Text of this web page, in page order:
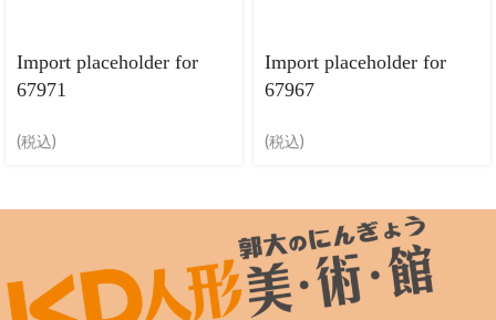
Import placeholder for
67971
(税込)
Import placeholder for
67967
(税込)